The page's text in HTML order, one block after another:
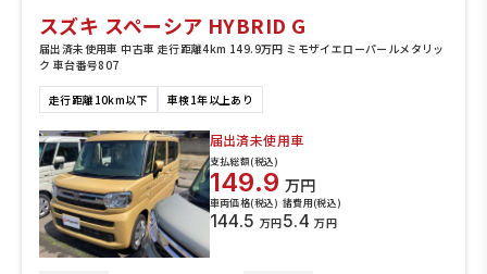
スズキ スペーシア HYBRID G
届出済未使用車 中古車 走行距離4km 149.9万円 ミモザイエローパールメタリッ
ク 車台番号807
走行距離10km以下 車検1年以上あり
届出済未使用車
支払総額(税込)
149.9 万円
車両価格(税込)
144.5 万円
諸費用(税込)
5.4 万円